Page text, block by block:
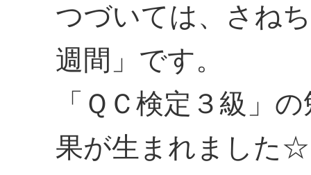
つづいては、さね
週間」です。
「ＱＣ検定３級」
果が生まれました☆